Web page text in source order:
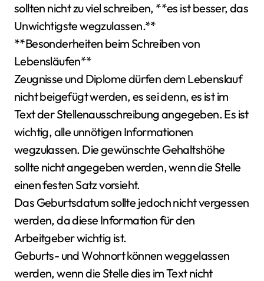
sollten nicht zu viel schreiben, **es ist besser, das
Unwichtigste wegzulassen.**
**Besonderheiten beim Schreiben von
Lebensläufen**
Zeugnisse und Diplome dürfen dem Lebenslauf
nicht beigefügt werden, es sei denn, es ist im
Text der Stellenausschreibung angegeben. Es ist
wichtig, alle unnötigen Informationen
wegzulassen. Die gewünschte Gehaltshöhe
sollte nicht angegeben werden, wenn die Stelle
einen festen Satz vorsieht.
Das Geburtsdatum sollte jedoch nicht vergessen
werden, da diese Information für den
Arbeitgeber wichtig ist.
Geburts- und Wohnort können weggelassen
werden, wenn die Stelle dies im Text nicht